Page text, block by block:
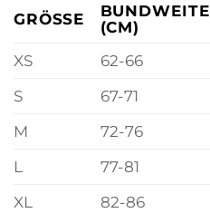
GRÖSSE
BUNDWEITE
(CM)
XS
62-66
S
67-71
M
72-76
L
77-81
XL
82-86